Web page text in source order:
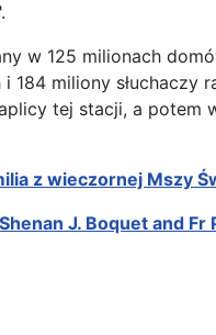
w 125 milionach
184 miliony słuchaczy
tej stacji, a potem
z wieczornej Mszy
J. Boquet and Fr